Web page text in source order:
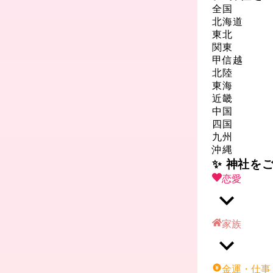
全国
北海道
東北
関東
甲信越
北陸
東海
近畿
中国
四国
九州
沖縄
✨ 神社を
恋愛
家族
金運・仕事